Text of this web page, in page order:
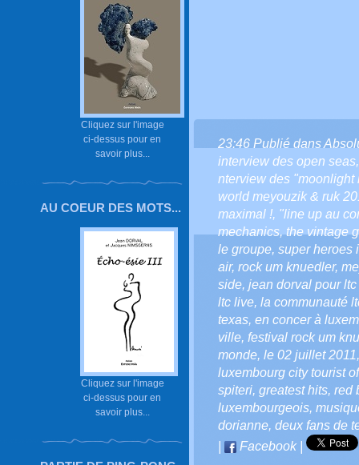
Cliquez sur l'image
ci-dessus pour en
savoir plus...
AU COEUR DES MOTS...
Cliquez sur l'image
ci-dessus pour en
savoir plus...
23:46 Publié dans
interview des open seas
nterview des "moonlight
world meyouzik & ruk
maximal !, "line up au
mechanics,the vintage
le groupe, super heroes
air, rock um knuedler,
side, jean dorval pour
ltc live, la communauté
texas, en concer à
ville, festival rock um
monde, le 02 juillet 2011
luxembourg city tourist
spiteri, greatest hits, red
luxembourgeois,
dorianne, deux fans de
Facebook|